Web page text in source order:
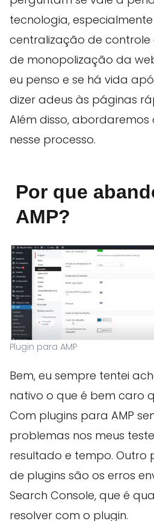
tecnologia,
centralização de
de monopolização da
eu penso e se há vida
dizer adeus às páginas
Além disso, abordaremos
nesse processo.
Por que
AMP?
Plugin para AMP
Bem, eu sempre tentei
nativo o que é bem caro
Com plugins para AMP
problemas nos meus
resultado e tempo. Outro
de plugins são os erros
Search Console, que é
resolver com o plugin.